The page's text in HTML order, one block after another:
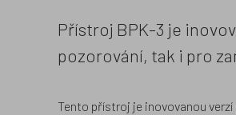
Přístroj BPK-3 je
pozorování, tak i pro
Tento přístroj je inovovanou